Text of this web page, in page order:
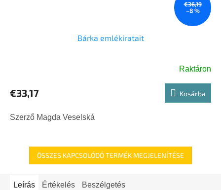
€36,19
–8 %
Bárka emlékiratait
Raktáron
€33,17 Kosárba
Szerző Magda Veselská
ÖSSZES KAPCSOLÓDÓ TERMÉK MEGJELENÍTÉSE
Leírás Értékelés Beszélgetés